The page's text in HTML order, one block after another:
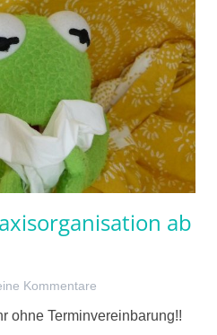
ab
Kommentare
ohne Terminvereinbarung!!